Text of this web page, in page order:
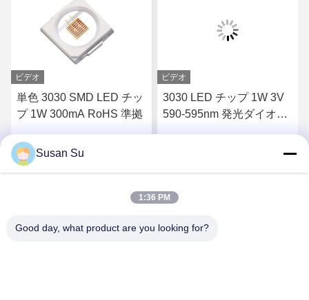
ビデオ
単色 3030 SMD LED チッ
プ 1W 300mA RoHS 準拠
ビデオ
3030 LED チップ 1W 3V
590-595nm 発光ダイオー
Susan Su
1:36 PM
Good day, what product are you looking for?